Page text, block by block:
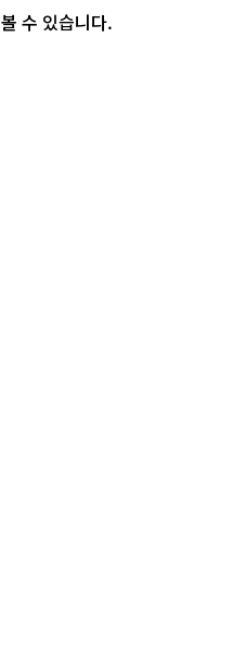
수 있습니다.